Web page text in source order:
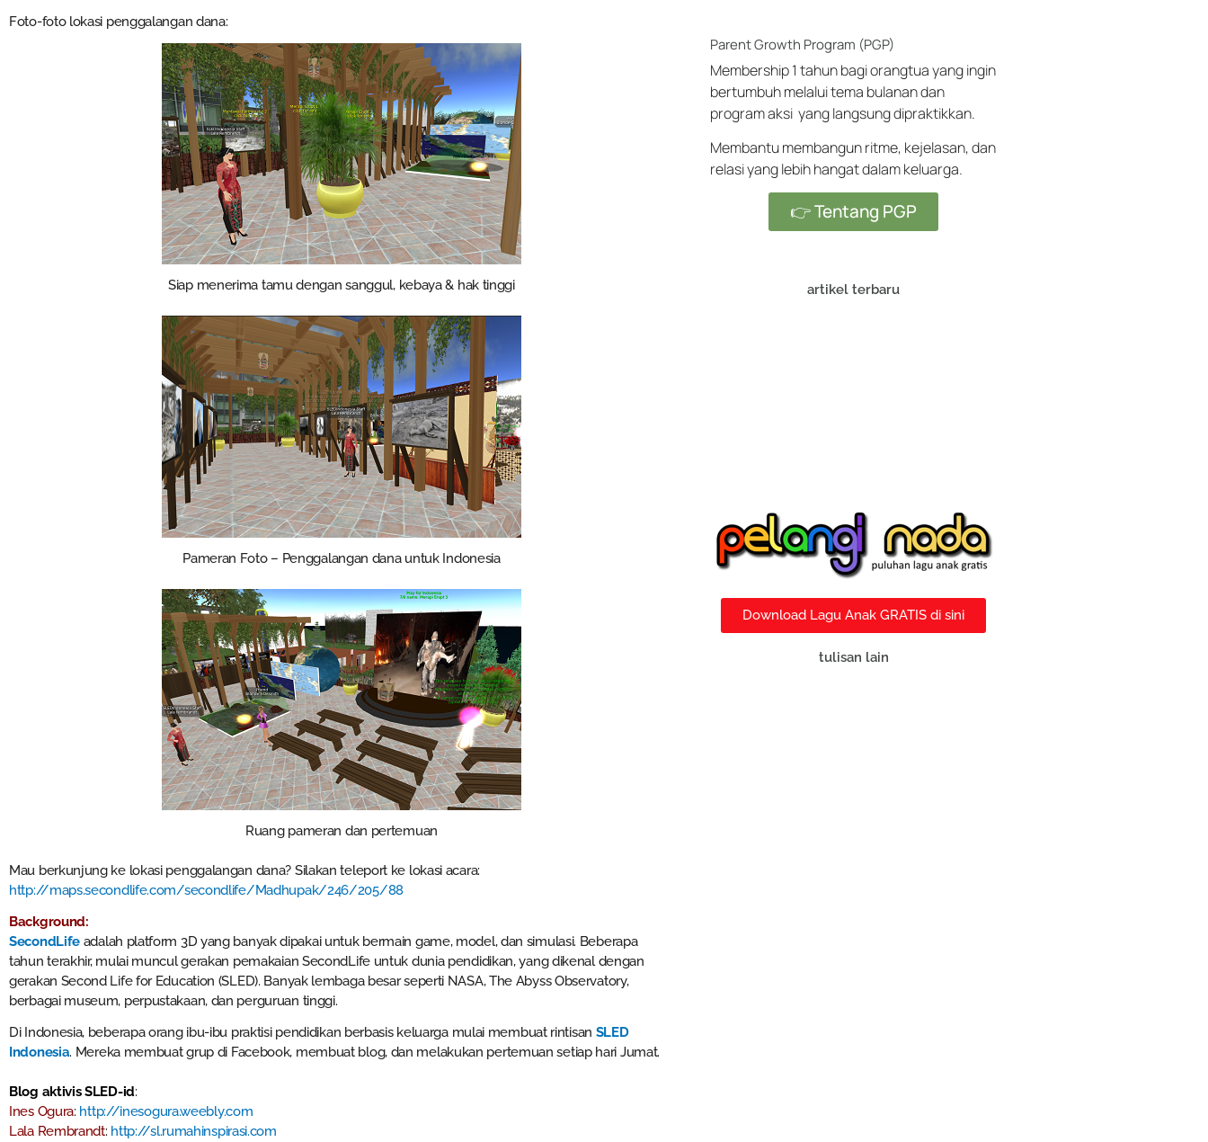
Foto-foto lokasi penggalangan dana:
Siap menerima tamu dengan sanggul, kebaya & hak tinggi
Pameran Foto – Penggalangan dana untuk Indonesia
Ruang pameran dan pertemuan
Mau berkunjung ke lokasi penggalangan dana? Silakan teleport ke lokasi acara:
http://maps.secondlife.com/secondlife/Madhupak/246/205/88
Background:
SecondLife adalah platform 3D yang banyak dipakai untuk bermain game, model, dan simulasi. Beberapa
tahun terakhir, mulai muncul gerakan pemakaian SecondLife untuk dunia pendidikan, yang dikenal dengan
gerakan Second Life for Education (SLED). Banyak lembaga besar seperti NASA, The Abyss Observatory,
berbagai museum, perpustakaan, dan perguruan tinggi.
Di Indonesia, beberapa orang ibu-ibu praktisi pendidikan berbasis keluarga mulai membuat rintisan SLED
Indonesia. Mereka membuat grup di Facebook, membuat blog, dan melakukan pertemuan setiap hari Jumat.
Blog aktivis SLED-id:
Ines Ogura: http://inesogura.weebly.com
Lala Rembrandt: http://sl.rumahinspirasi.com
Parent Growth Program (PGP)
Membership 1 tahun bagi orangtua yang ingin
bertumbuh melalui tema bulanan dan
program aksi yang langsung dipraktikkan.
Membantu membangun ritme, kejelasan, dan
relasi yang lebih hangat dalam keluarga.
👉 Tentang PGP
artikel terbaru
Download Lagu Anak GRATIS di sini
tulisan lain